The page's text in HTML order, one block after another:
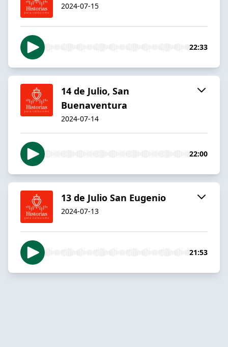
2024-07-15
22:33
14 de Julio, San
Buenaventura
2024-07-14
22:00
13 de Julio San Eugenio
2024-07-13
21:53